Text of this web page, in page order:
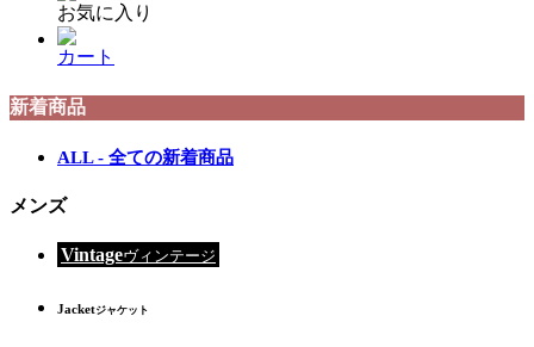
お気に入り
カート
新着商品
ALL - 全ての新着商品
メンズ
Vintageヴィンテージ
Jacketジャケット